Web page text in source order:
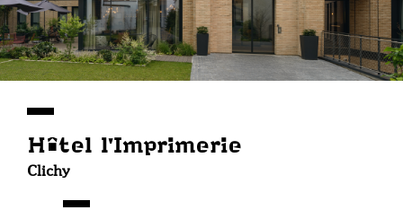
Hôtel l'Imprimerie
Clichy